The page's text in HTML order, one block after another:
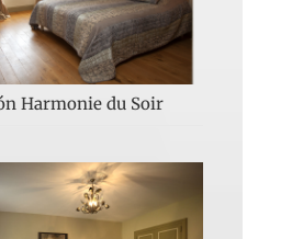
Harmonie du Soir